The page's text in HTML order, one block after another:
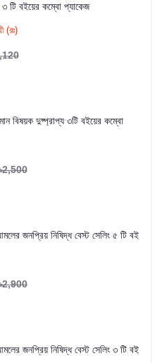
৩ টি বইয়ের কম্বো প্যাকেজ
(রঃ)
বিষয়ক দুষ্প্রাপ্য ৩টি বইয়ের কম্বো
জনপ্রিয় নিষিদ্ধ বেস্ট সেলিং ৫ টি বই
জনপ্রিয় নিষিদ্ধ বেস্ট সেলিং ৩ টি বই